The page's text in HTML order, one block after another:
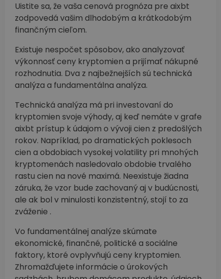
Uistite sa, že vaša cenová prognóza pre aixbt
zodpovedá vašim dlhodobým a krátkodobým
finančným cieľom.
Existuje nespočet spôsobov, ako analyzovať
výkonnosť ceny kryptomien a prijímať nákupné
rozhodnutia. Dva z najbežnejších sú technická
analýza a fundamentálna analýza.
Technická analýza má pri investovaní do
kryptomien svoje výhody, aj keď nemáte v grafe
aixbt prístup k údajom o vývoji cien z predošlých
rokov. Napríklad, po dramatických poklesoch
cien a obdobiach vysokej volatility pri mnohých
kryptomenách nasledovalo obdobie trvalého
rastu cien na nové maximá. Neexistuje žiadna
záruka, že vzor bude zachovaný aj v budúcnosti,
ale ak bol v minulosti konzistentný, stojí to za
zváženie .
Vo fundamentálnej analýze skúmate
ekonomické, finančné, politické a sociálne
faktory, ktoré ovplyvňujú ceny kryptomien.
Zhromažďujete informácie o úrokových